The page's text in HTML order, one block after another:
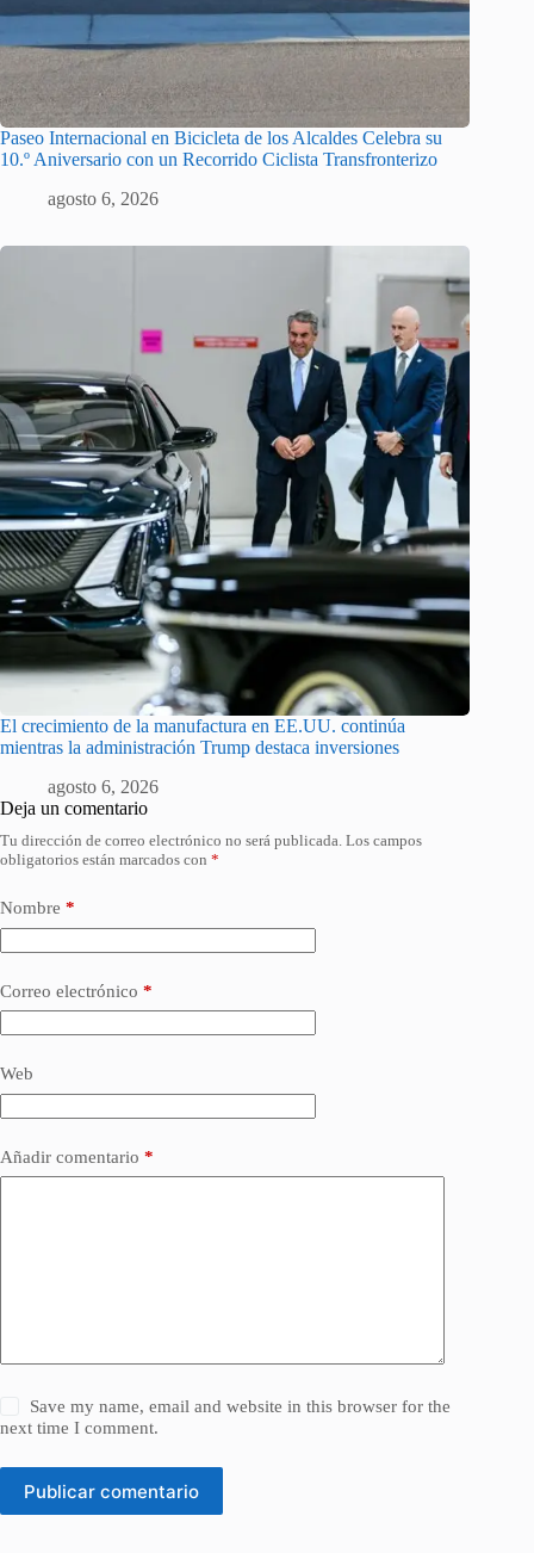
Paseo Internacional en Bicicleta de los Alcaldes Celebra su
10.º Aniversario con un Recorrido Ciclista Transfronterizo
agosto 6, 2026
El crecimiento de la manufactura en EE.UU. continúa
mientras la administración Trump destaca inversiones
agosto 6, 2026
Deja un comentario
Tu dirección de correo electrónico no será publicada. Los campos
obligatorios están marcados con *
Nombre *
Correo electrónico *
Web
Añadir comentario *
Save my name, email and website in this browser for the
next time I comment.
Publicar comentario